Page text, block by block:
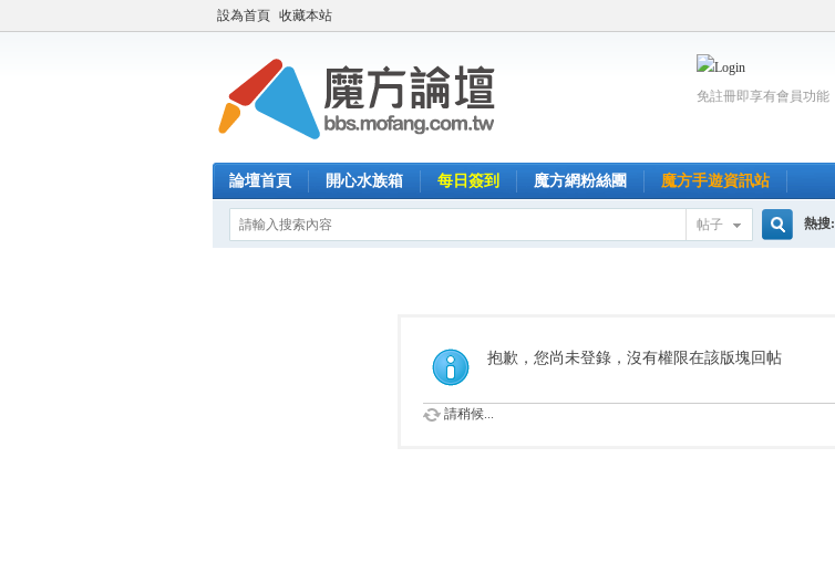
設為首頁 收藏本站
免註冊即享有會員功能
論壇首頁 開心水族箱 每日簽到 魔方網粉絲團 魔方手遊資訊站
帖子
索
熱搜:
抱歉，您尚未登錄，沒有權限在該版塊回帖
請稍候...